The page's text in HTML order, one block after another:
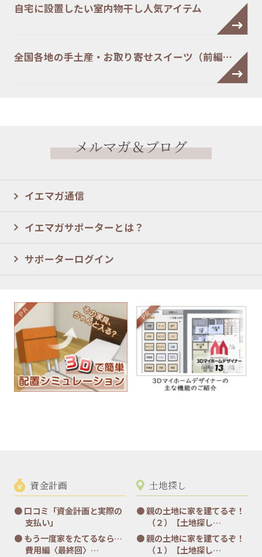
自宅に設置したい室内物干し人気アイテム
全国各地の手土産・お取り寄せスイーツ（前編…
メルマガ＆ブログ
イエマガ通信
イエマガサポーターとは？
サポーターログイン
資金計画
口コミ「資金計画と実際の
支払い」
もう一度家をたてるなら…
費用編〈最終回〉…
土地探し
親の土地に家を建てるぞ！
（２）【土地探し…
親の土地に家を建てるぞ！
（１）【土地探し…